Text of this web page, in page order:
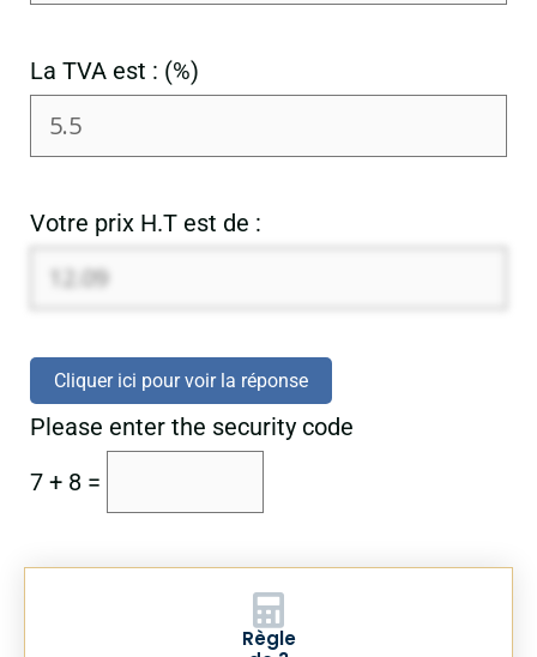
La TVA est : (%)
Votre prix H.T est de :
Cliquer ici pour voir la réponse
Please enter the security code
7 + 8 =
Règle